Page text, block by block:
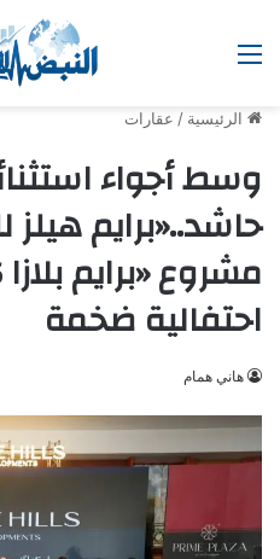
القائمة
الرئيسية / عقارات
وسط أجواء
حاشد..«برايم
احتفالية ضخمة
هاني همام